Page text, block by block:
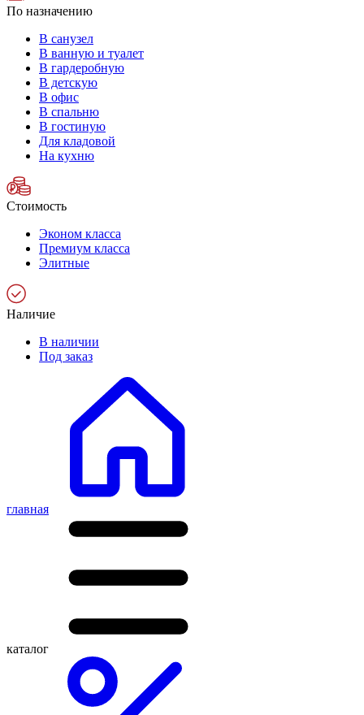
По назначению
В санузел
В ванную и туалет
В гардеробную
В детскую
В офис
В спальню
В гостиную
Для кладовой
На кухню
Стоимость
Эконом класса
Премиум класса
Элитные
Наличие
В наличии
Под заказ
главная
каталог